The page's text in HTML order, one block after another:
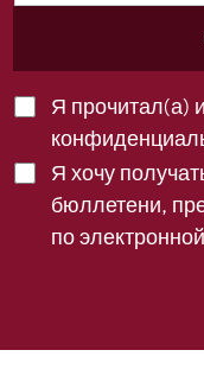
Я прочитал(а)
Я хочу
бюллетени,
по